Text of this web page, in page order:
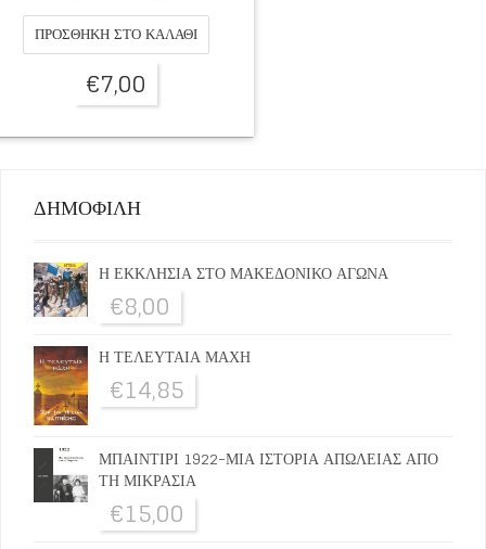
ΠΡΟΣΘΉΚΗ ΣΤΟ ΚΑΛΆΘΙ
€7,00
ΔΗΜΟΦΙΛΗ
Η ΕΚΚΛΗΣΙΑ ΣΤΟ ΜΑΚΕΔΟΝΙΚΟ ΑΓΩΝΑ
€8,00
Η ΤΕΛΕΥΤΑΙΑ ΜΑΧΗ
€14,85
ΜΠΑΙΝΤΙΡΙ 1922-ΜΙΑ ΙΣΤΟΡΙΑ ΑΠΩΛΕΙΑΣ ΑΠΟ
ΤΗ ΜΙΚΡΑΣΙΑ
€15,00